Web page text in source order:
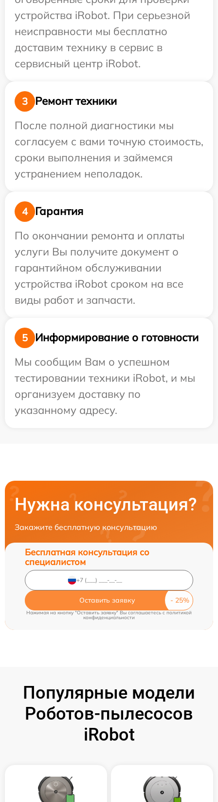
устройства iRobot. При серьезной
неисправности мы бесплатно
доставим технику в сервис в
сервисный центр iRobot.
3
Ремонт техники
После полной диагностики мы
согласуем с вами точную стоимость,
сроки выполнения и займемся
устранением неполадок.
4
Гарантия
По окончании ремонта и оплаты
услуги Вы получите документ о
гарантийном обслуживании
устройства iRobot сроком на все
виды работ и запчасти.
5
Информирование о готовности
Мы сообщим Вам о успешном
тестировании техники iRobot, и мы
организуем доставку по
указанному адресу.
Нужна консультация?
Закажите бесплатную консультацию
Бесплатная консультация со
специалистом
Оставить заявку
Нажимая на кнопку "Оставить заявку" Вы соглашаетесь cполитикой
конфиденциальности
Популярные модели
Роботов-пылесосов
iRobot